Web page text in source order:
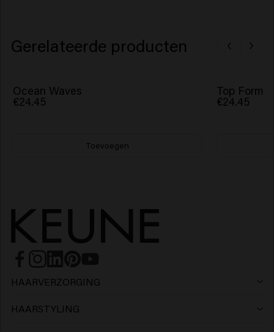
Gerelateerde producten
Ocean Waves
€24.45
Toevoegen
Top Form
€24.45
HAARVERZORGING
HAARSTYLING